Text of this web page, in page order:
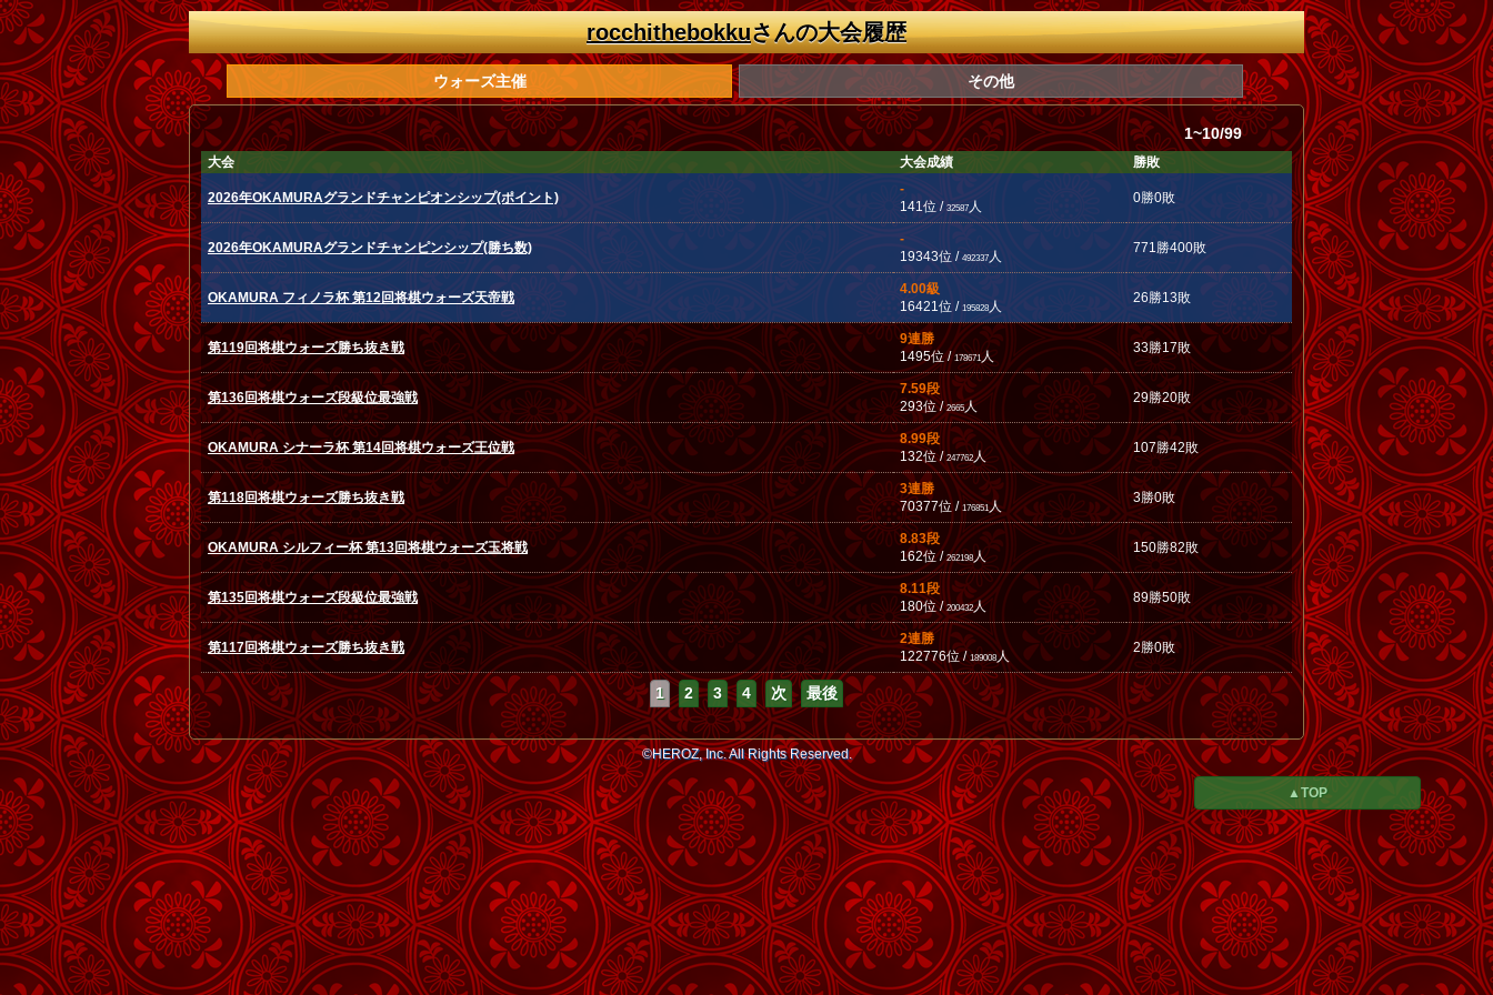
rocchithebokkuさんの大会履歴
ウォーズ主催 その他
1~10/99
大会 大会成績 勝敗
2026年OKAMURAグランドチャンピオンシップ(ポイント)
-
141位 / 32587 人
0勝0敗
2026年OKAMURAグランドチャンピンシップ(勝ち数)
-
19343位 / 492337 人
771勝400敗
OKAMURA フィノラ杯 第12回将棋ウォーズ天帝戦
4.00級
16421位 / 195828 人
26勝13敗
第119回将棋ウォーズ勝ち抜き戦
9連勝
1495位 /178671人
33勝17敗
第136回将棋ウォーズ段級位最強戦
7.59段
293位 /2665人
29勝20敗
OKAMURA シナーラ杯 第14回将棋ウォーズ王位戦
8.99段
132位 /247762人
107勝42敗
第118回将棋ウォーズ勝ち抜き戦
3連勝
70377位 / 176851人
3勝0敗
OKAMURA シルフィー杯 第13回将棋ウォーズ玉将戦
8.83段
162位 /262198人
150勝82敗
第135回将棋ウォーズ段級位最強戦
8.11段
180位 /200432人
89勝50敗
第117回将棋ウォーズ勝ち抜き戦
2連勝
122776位 /189008人
2勝0敗
1 2 3 4 次 最後
©HEROZ, Inc. All Rights Reserved.
▲TOP